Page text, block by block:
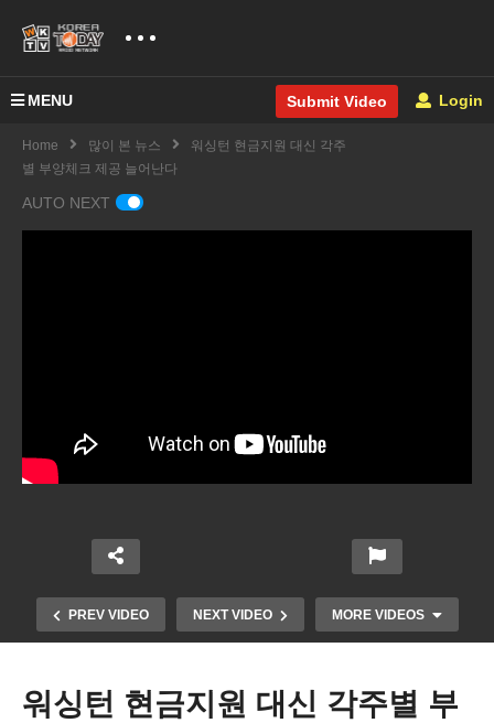
MENU Submit Video Login
Home 많이 본 뉴스
워싱턴 현금지원 대신 각주
별 부양체크 제공 늘어난다
AUTO NEXT
PREV VIDEO NEXT VIDEO MORE VIDEOS
워싱턴 현금지원 대신 각주별 부